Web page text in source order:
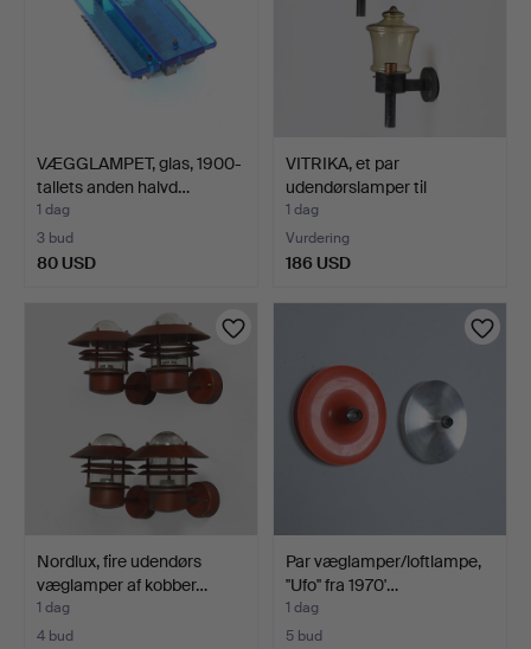
VÆGGLAMPET, glas, 1900-
tallets anden halvd…
1 dag
3 bud
80 USD
VITRIKA, et par
udendørslamper til
vægmont…
1 dag
Vurdering
186 USD
Nordlux, fire udendørs
væglamper af kobber…
1 dag
4 bud
Par væglamper/loftlampe,
''Ufo'' fra 1970'…
1 dag
5 bud